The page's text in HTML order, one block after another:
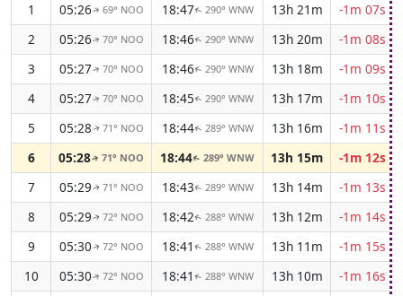
1
05:26↑ 69° NOO 18:47↑ 290° WNW 13h 21m
-1m 07s
2
05:26↑ 70° NOO 18:46↑ 290° WNW 13h 20m
-1m 08s
3
05:27↑ 70° NOO 18:46↑ 290° WNW 13h 18m
-1m 09s
4
05:27↑ 70° NOO 18:45↑ 290° WNW 13h 17m
-1m 10s
5
05:28↑ 71° NOO 18:44↑ 289° WNW 13h 16m
-1m 11s
6
05:28↑71° NOO 18:44↑289° WNW 13h 15m
-1m 12s
7
05:29↑ 71° NOO 18:43↑ 289° WNW 13h 14m
-1m 13s
8
05:29↑ 72° NOO 18:42↑ 288° WNW 13h 12m
-1m 14s
9
05:30↑ 72° NOO 18:41 ↑ 288° WNW 13h 11m
-1m 15s
10
05:30↑ 72° NOO 18:41 ↑ 288° WNW 13h 10m
-1m 16s